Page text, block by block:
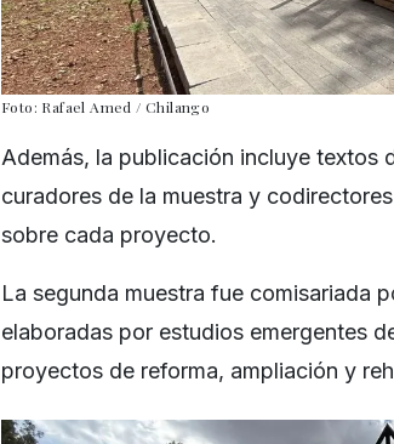
Foto: Rafael Amed / Chilango
Además, la publicación incluye textos
curadores de la muestra y
sobre cada proyecto.
La segunda muestra fue comisariada
elaboradas por estudios emergentes
proyectos de reforma, ampliación y